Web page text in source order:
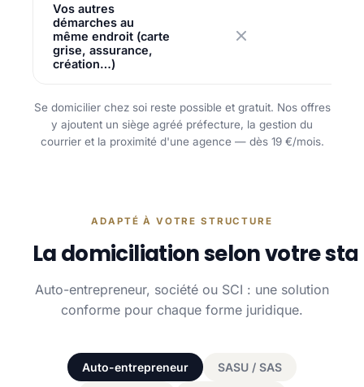
Vos autres
démarches au
même endroit (carte
grise, assurance,
création…)
Se domicilier chez soi reste possible et gratuit. Nos offres
y ajoutent un siège agréé préfecture, la gestion du
courrier et la proximité d'une agence — dès 19 €/mois.
ADAPTÉ À VOTRE STRUCTURE
La domiciliation selon votre
Auto-entrepreneur, société ou SCI : une solution
conforme pour chaque forme juridique.
Auto-entrepreneur SASU / SAS